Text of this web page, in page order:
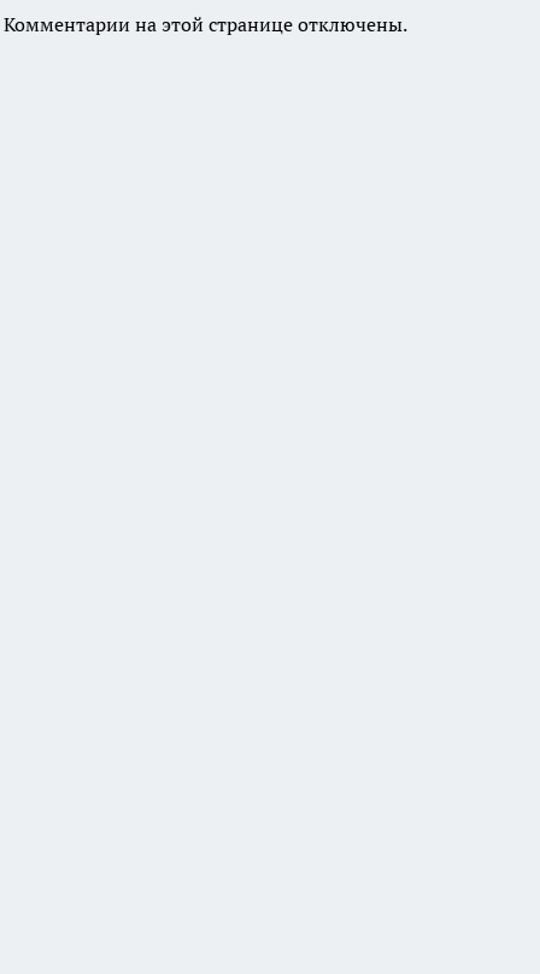
Комментарии на этой странице отключены.